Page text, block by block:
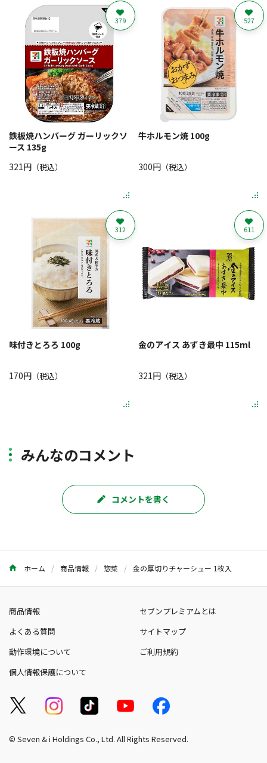
鉄板焼ハンバーグ ガーリックソ
ース 135g
321円 （税込）
379
牛ホルモン焼 100g
300円（税込）
527
味付きとろろ 100g
170円 （税込）
312
金のアイス あずき最中 115ml
321円（税込）
611
みんなのコメント
コメントを書く
ホーム 商品情報 惣菜 金の厚切りチャーシュー 1枚入
商品情報
セブンプレミアムとは
よくある質問
サイトマップ
動作環境について
ご利用規約
個人情報保護について
© Seven & i Holdings Co., Ltd. All Rights Reserved.